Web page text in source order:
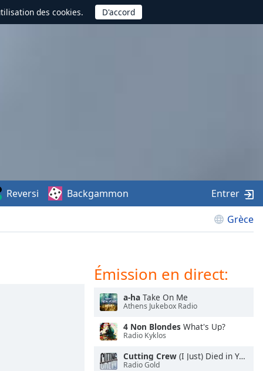
des cookies.
Grèce
Reversi Backgammon Entrer
Émission en direct:
a-ha Take On Me
Athens Jukebox Radio
4 Non Blondes What's Up?
Radio Kyklos
Cutting Crew (I Just) Died in Your Arms
Radio Gold